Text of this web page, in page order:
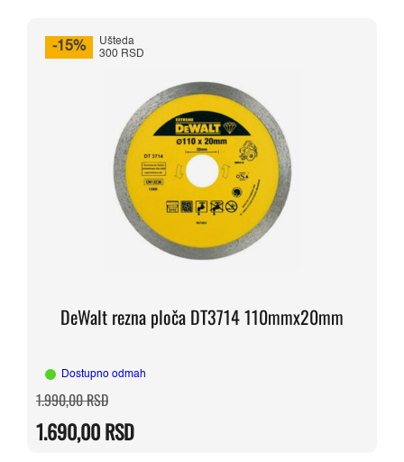
-15%
Ušteda
300 RSD
DeWalt rezna ploča DT3714 110mmx20mm
Dostupno odmah
1.990,00RSDOriginalna
cena
bila:
1.990,00 RSD.
1.690,00RSD
Trenutna
cena
1.690,00 RSD.